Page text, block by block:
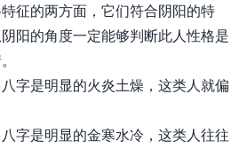
征的两方面，它们符合阴阳的特
阳的角度一定能够判断此人性格是
字是明显的火炎土燥，这类人就偏
字是明显的金寒水冷，这类人往往